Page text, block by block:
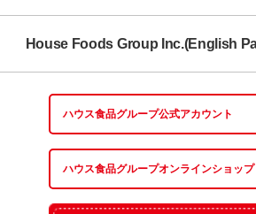
House Foods Group Inc.(English
ハウス食品グループ公式アカウント
ハウス食品グループオンラインショップ